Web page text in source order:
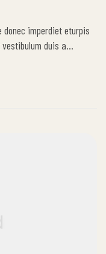
donec imperdiet eturpis
duis a
adipiscing dui gravida